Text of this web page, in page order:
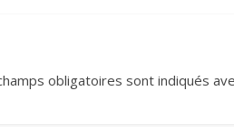
obligatoires sont indiqués